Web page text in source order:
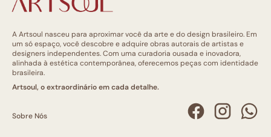
A Artsoul nasceu para aproximar você da arte e do design brasileiro. Em
um só espaço, você descobre e adquire obras autorais de artistas e
designers independentes. Com uma curadoria ousada e inovadora,
alinhada à estética contemporânea, oferecemos peças com identidade
brasileira.
Artsoul, o extraordinário em cada detalhe.
Sobre Nós